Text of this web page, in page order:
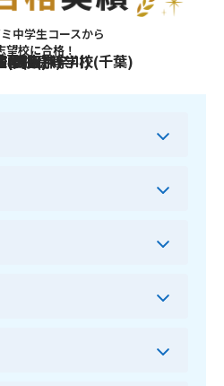
中学生コースから
望校に合格！
校(東京)
学校(神奈川)
幕張高等学校(千葉)
(埼玉)
(愛知)
(大阪)